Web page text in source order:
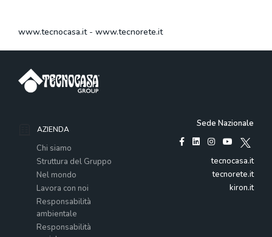
www.tecnocasa.it- www.tecnorete.it
AZIENDA
Chi siamo
Struttura del Gruppo
Nel mondo
Lavora con noi
Responsabilità
ambientale
Responsabilità
Sede Nazionale
tecnocasa.it
tecnorete.it
kiron.it